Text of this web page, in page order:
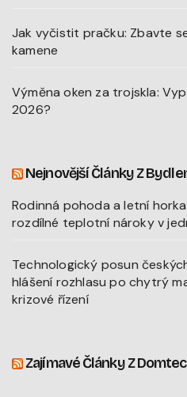
Jak vyčistit pračku: Zbavte
kamene
Výměna oken za trojskla:
2026?
Nejnovější Články Z
Rodinná pohoda a letní
rozdílné teplotní nároky v
Technologický posun
hlášení rozhlasu po chytrý
krizové řízení
Zajímavé Články Z